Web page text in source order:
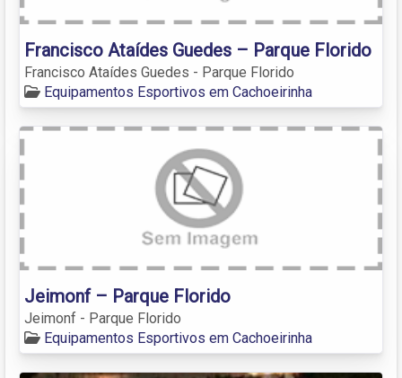
Francisco Ataídes Guedes – Parque Florido
Francisco Ataídes Guedes - Parque Florido
Equipamentos Esportivos em Cachoeirinha
Jeimonf – Parque Florido
Jeimonf - Parque Florido
Equipamentos Esportivos em Cachoeirinha